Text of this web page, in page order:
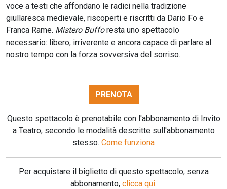
voce a testi che affondano le radici nella tradizione
giullaresca medievale, riscoperti e riscritti da Dario Fo e
Franca Rame. Mistero Bufforesta uno spettacolo
necessario: libero, irriverente e ancora capace di parlare al
nostro tempo con la forza sovversiva del sorriso.
PRENOTA
Questo spettacolo è prenotabile con l'abbonamento di Invito
a Teatro, secondo le modalità descritte sull'abbonamento
stesso. Come funziona
Per acquistare il biglietto di questo spettacolo, senza
abbonamento, clicca qui.